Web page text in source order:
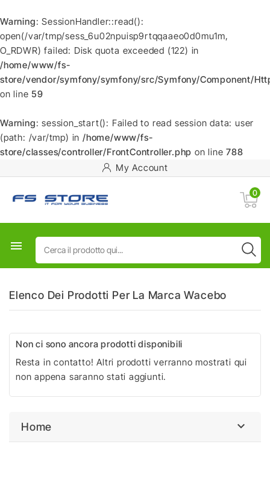
Warning: SessionHandler::read():
open(/var/tmp/sess_6u02npuisp9rtqqaaeo0d0mu1m,
O_RDWR) failed: Disk quota exceeded (122) in
/home/www/fs-
store/vendor/symfony/symfony/src/Symfony/Component/
on line59
Warning: session_start(): Failed to read session data: user
(path: /var/tmp) in/home/www/fs-
store/classes/controller/FrontController.php on line788
My Account
0

Elenco Dei Prodotti Per La Marca Wacebo
Non ci sono ancora prodotti disponibili
Resta in contatto! Altri prodotti verranno mostrati qui
non appena saranno stati aggiunti.
Home 